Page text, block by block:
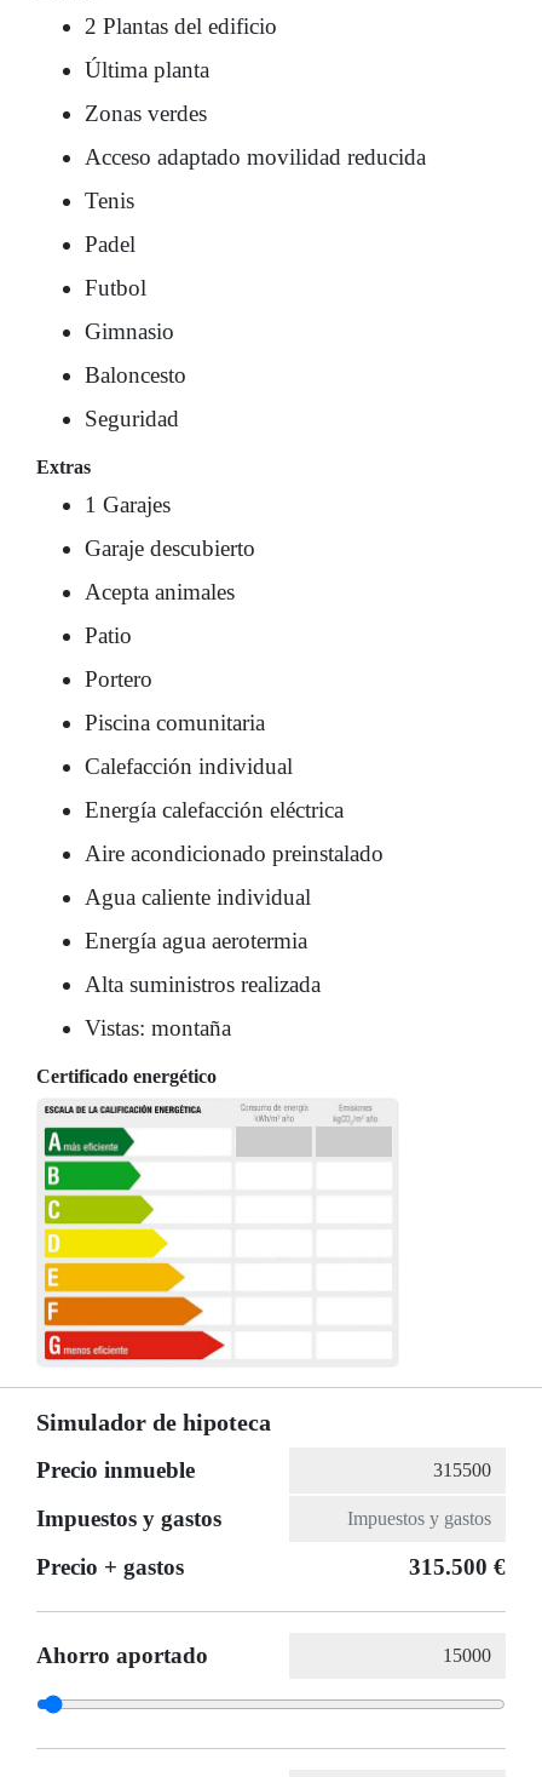
2 Plantas del edificio
Última planta
Zonas verdes
Acceso adaptado movilidad reducida
Tenis
Padel
Futbol
Gimnasio
Baloncesto
Seguridad
Extras
1 Garajes
Garaje descubierto
Acepta animales
Patio
Portero
Piscina comunitaria
Calefacción individual
Energía calefacción eléctrica
Aire acondicionado preinstalado
Agua caliente individual
Energía agua aerotermia
Alta suministros realizada
Vistas: montaña
Certificado energético
Simulador de hipoteca
Precio inmueble
Impuestos y gastos
Precio + gastos
315.500 €
Ahorro aportado